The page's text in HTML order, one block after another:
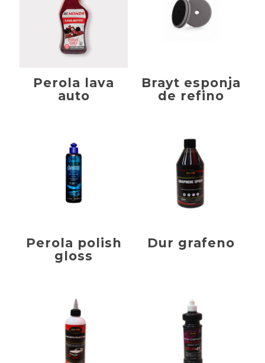
Perola lava
auto
Brayt esponja
de refino
Perola polish
gloss
Dur grafeno